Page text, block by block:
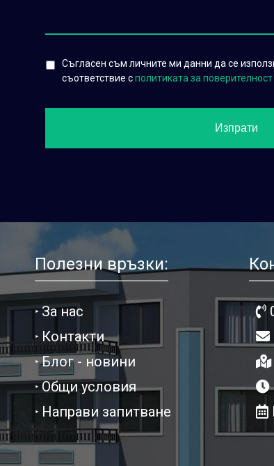
Съгласен съм личните ми данни да се
съответствие сполитиката за поверителност
Полезни връзки:
За нас
Контакти
Блог - новини
Общи условия
Направи запитване